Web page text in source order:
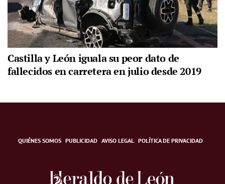
Castilla y León iguala su peor dato de
fallecidos en carretera en julio desde 2019
QUIÉNES SOMOS PUBLICIDAD AVISO LEGAL POLÍTICA DE PRIVACIDAD